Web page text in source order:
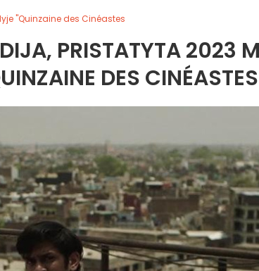
"Quinzaine des Cinéastes
PRISTATYTA 2023
DES CINÉASTES